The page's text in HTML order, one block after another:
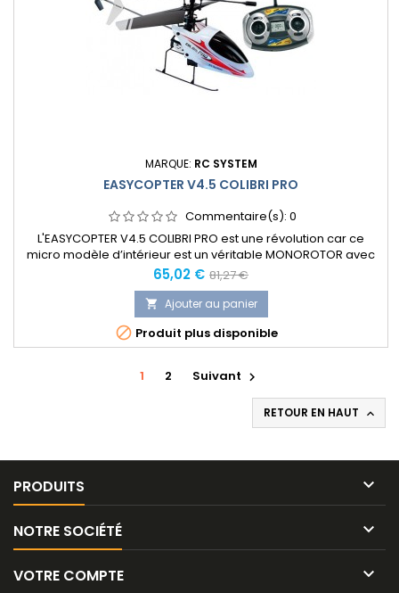
MARQUE: RC SYSTEM
EASYCOPTER V4.5 COLIBRI PRO
Commentaire(s): 0
L'EASYCOPTER V4.5 COLIBRI PRO est une révolution car ce
micro modèle d’intérieur est un véritable MONOROTOR avec
système d’anticouple. Il conserve cependant la stabilité et la
facilité de contrôle des modèles birotors pour débutants. Sa
parfaite stabilité en vol stationnaire vient de son gyroscope à
verrouillage de cap extrêmement performant. Même si...
Prix
65,02 € Prix
normal
81,27 €
 Ajouter au panier
 Produit plus disponible
1 2 Suivant 
RETOUR EN HAUT 
PRODUITS 
NOTRE SOCIÉTÉ 
VOTRE COMPTE 